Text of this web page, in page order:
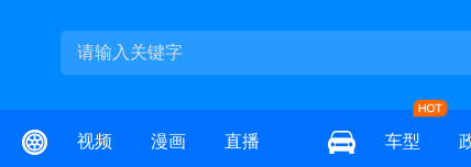
视频 漫画 直播 车型